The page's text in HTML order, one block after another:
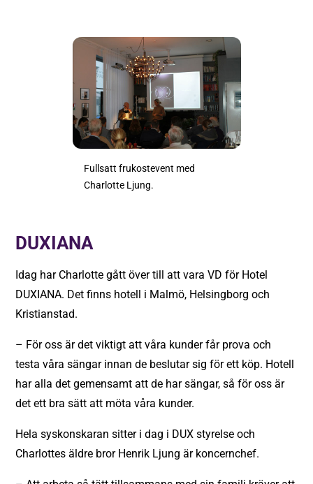
Fullsatt frukostevent med
Charlotte Ljung.
DUXIANA
Idag har Charlotte gått över till att vara VD för Hotel
DUXIANA. Det finns hotell i Malmö, Helsingborg och
Kristianstad.
– För oss är det viktigt att våra kunder får prova och
testa våra sängar innan de beslutar sig för ett köp. Hotell
har alla det gemensamt att de har sängar, så för oss är
det ett bra sätt att möta våra kunder.
Hela syskonskaran sitter i dag i DUX styrelse och
Charlottes äldre bror Henrik Ljung är koncernchef.